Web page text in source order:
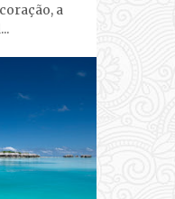
a